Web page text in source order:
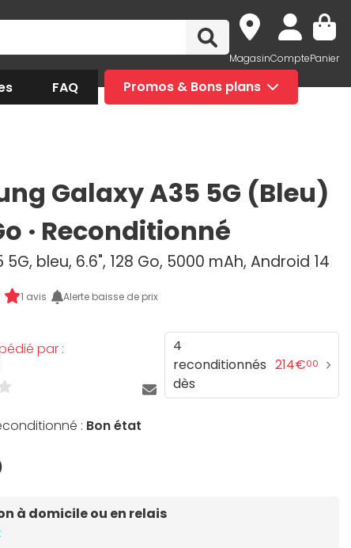
MagasinComptePanier
FAQ Promos & Bons plans
Galaxy A35 5G (Bleu)
· Reconditionné
5G, bleu, 6.6", 128 Go, 5000 mAh, Android 14
1 avis Alerte baisse de prix
par :
: Bon état
4
reconditionnés
dès
214€00
à domicile ou en relais